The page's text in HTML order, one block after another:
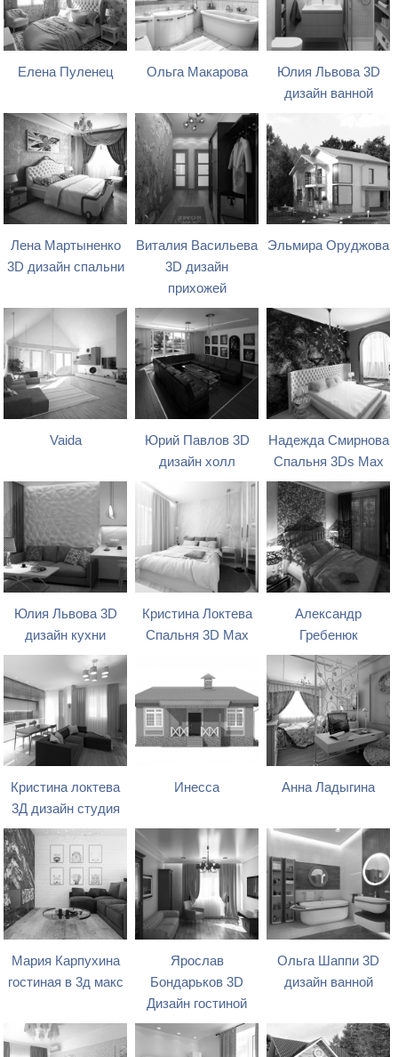
Елена Пуленец Ольга Макарова
Юлия Львова 3D
дизайн ванной
Лена Мартыненко
3D дизайн спальни
Виталия Васильева
3D дизайн
прихожей
Эльмира Оруджова
Vaida
Юрий Павлов 3D
дизайн холл
Надежда Смирнова
Спальня 3Ds Max
Юлия Львова 3D
дизайн кухни
Кристина Локтева
Спальня 3D Max
Александр
Гребенюк
Кристина локтева
3Д дизайн студия
Инесса Анна Ладыгина
Мария Карпухина
гостиная в 3д макс
Ярослав
Бондарьков 3D
Дизайн гостиной
Ольга Шаппи 3D
дизайн ванной